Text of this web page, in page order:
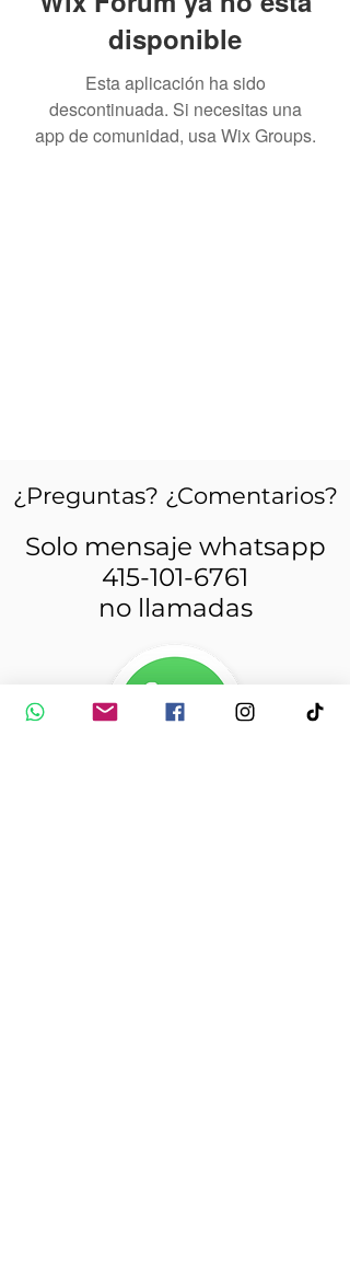
disponible
Esta aplicación ha sido
descontinuada. Si necesitas una
app de comunidad, usa Wix Groups.
¿Preguntas? ¿Comentarios?
Solo mensaje whatsapp
415-101-6761
no llamadas